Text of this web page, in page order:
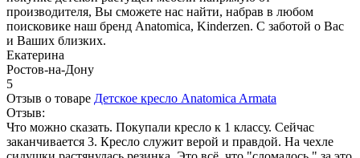
производителя, Вы сможете нас найти, набрав в любом
поисковике наш бренд Anatomica, Kinderzen. С заботой о Вас
и Ваших близких.
Екатерина
Ростов-на-Дону
5
Отзыв о товаре Детское кресло Anatomica Armata
Отзыв:
Что можно сказать. Покупали кресло к 1 классу. Сейчас
заканчивается 3. Кресло служит верой и правдой. На чехле